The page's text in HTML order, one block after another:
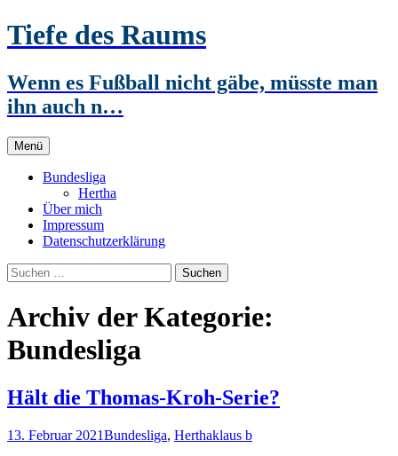
Zum
Inhalt
Tiefe des Raums
Wenn es Fußball nicht gäbe, müsste man
ihn auch n…
Menü
Bundesliga
Hertha
Über mich
Impressum
Datenschutzerklärung
Suchen
nach:
Archiv der Kategorie:
Bundesliga
Hält die Thomas-Kroh-Serie?
13. Februar 2021Bundesliga, Herthaklaus b